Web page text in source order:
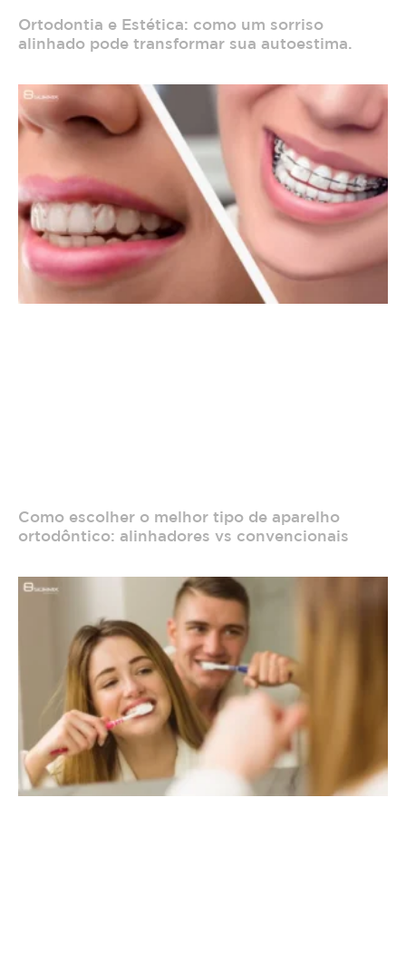
Ortodontia e Estética: como um sorriso
alinhado pode transformar sua autoestima.
Como escolher o melhor tipo de aparelho
ortodôntico: alinhadores vs convencionais